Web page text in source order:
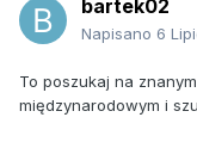
bartek02
Napisano 6
To poszukaj na
międzynarodowym i